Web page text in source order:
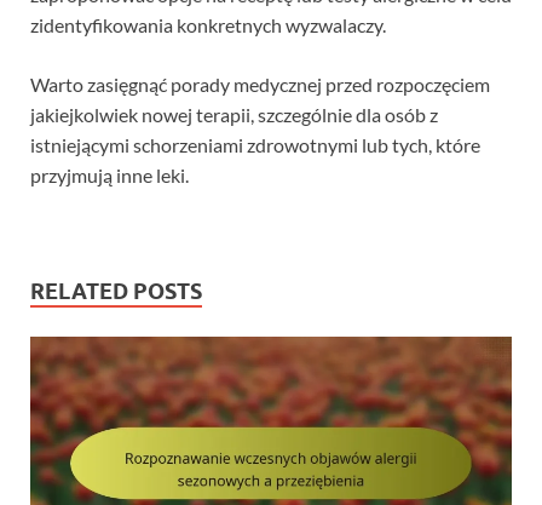
zidentyfikowania konkretnych wyzwalaczy.
Warto zasięgnąć porady medycznej przed rozpoczęciem
jakiejkolwiek nowej terapii, szczególnie dla osób z
istniejącymi schorzeniami zdrowotnymi lub tych, które
przyjmują inne leki.
RELATED POSTS